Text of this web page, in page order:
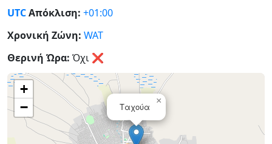
UTCΑπόκλιση: +01:00
Χρονική Ζώνη: WAT
Θερινή Ώρα: Όχι ❌
Ταχούα
×
+
−